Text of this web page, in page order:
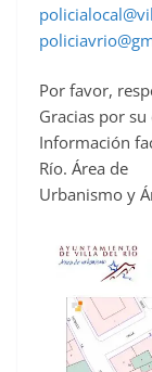
Por favor,
Gracias por
Información
Río. Área de
Urbanismo y